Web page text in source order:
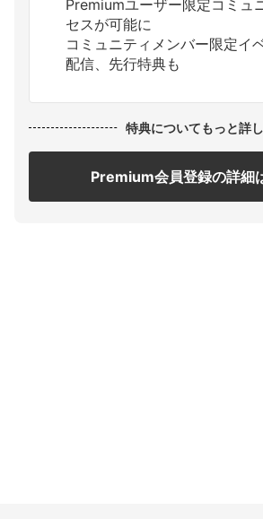
Premiumユーザー限定コミュ
セスが可能に
コミュニティメンバー限定イ
配信、先行特典も
特典についてもっと詳
Premium会員登録の詳細